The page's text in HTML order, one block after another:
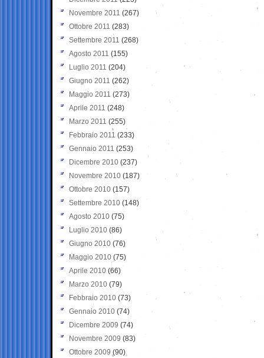
Novembre 2011 (267)
Ottobre 2011 (283)
Settembre 2011 (268)
Agosto 2011 (155)
Luglio 2011 (204)
Giugno 2011 (262)
Maggio 2011 (273)
Aprile 2011 (248)
Marzo 2011 (255)
Febbraio 2011 (233)
Gennaio 2011 (253)
Dicembre 2010 (237)
Novembre 2010 (187)
Ottobre 2010 (157)
Settembre 2010 (148)
Agosto 2010 (75)
Luglio 2010 (86)
Giugno 2010 (76)
Maggio 2010 (75)
Aprile 2010 (66)
Marzo 2010 (79)
Febbraio 2010 (73)
Gennaio 2010 (74)
Dicembre 2009 (74)
Novembre 2009 (83)
Ottobre 2009 (90)